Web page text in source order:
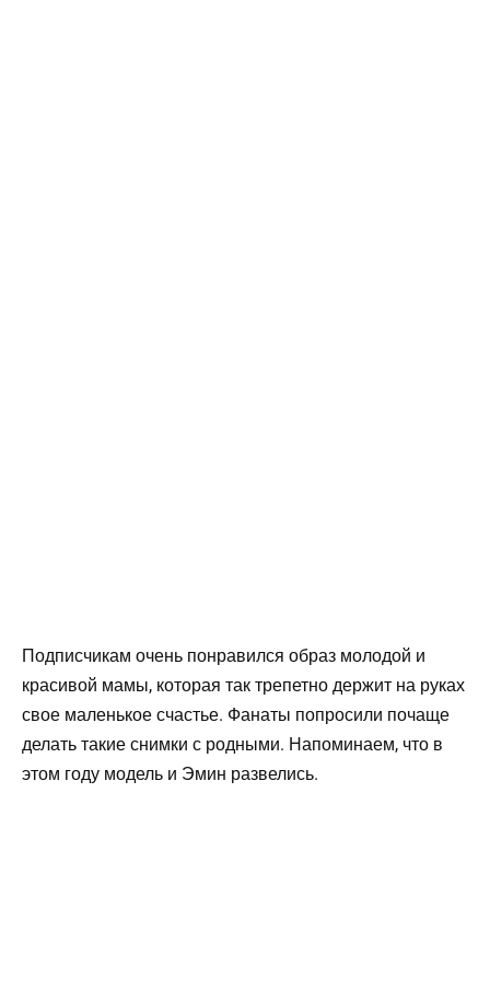
Подписчикам очень понравился образ молодой и
красивой мамы, которая так трепетно держит на руках
свое маленькое счастье. Фанаты попросили почаще
делать такие снимки с родными. Напоминаем, что в
этом году модель и Эмин развелись.